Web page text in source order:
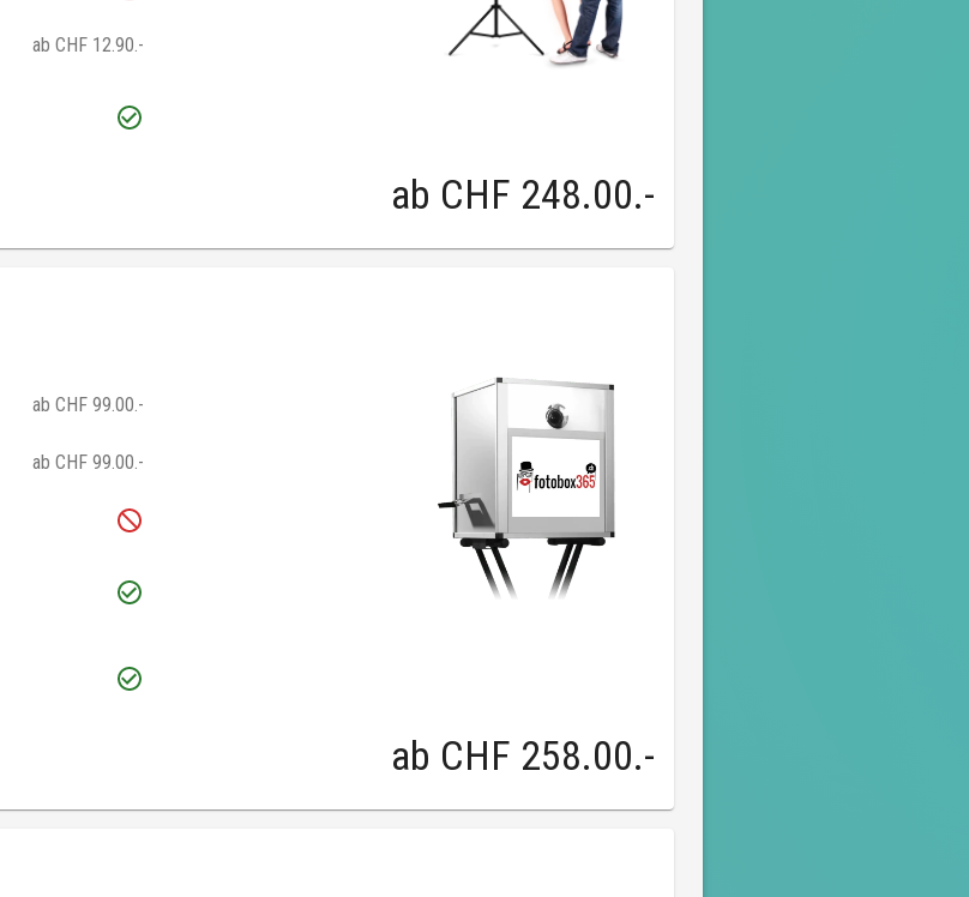
ab CHF 12.90.-
ab CHF 248.00.-
ab CHF 99.00.-
ab CHF 99.00.-
ab CHF 258.00.-